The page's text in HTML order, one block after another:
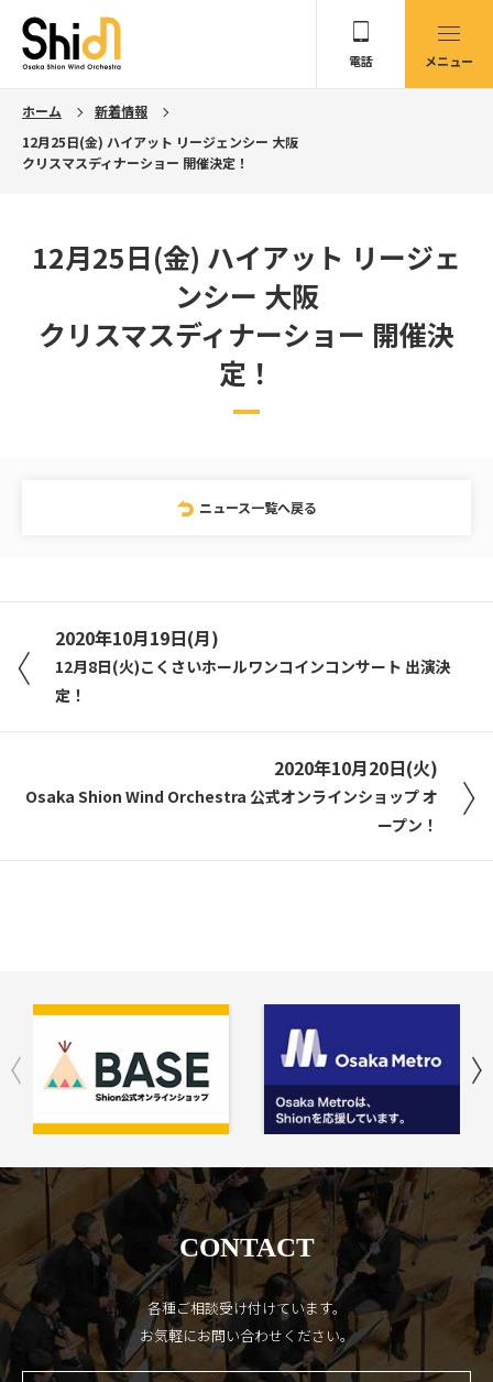
メニュー
電話
ホーム
新着情報
12月25日(金) ハイアット リージェンシー 大阪
クリスマスディナーショー 開催決定！
12月25日(金) ハイアット リージェ
ンシー 大阪
クリスマスディナーショー 開催決
定！
ニュース一覧へ戻る
2020年10月19日(月)
12月8日(火)こくさいホールワンコインコンサート 出演決
定！
2020年10月20日(火)
Osaka Shion Wind Orchestra 公式オンラインショップ オ
ープン！
CONTACT
各種ご相談受け付けています。
お気軽にお問い合わせください。